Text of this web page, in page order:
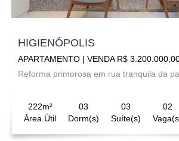
HIGIENÓPOLIS
APARTAMENTO | VENDA R$
Reforma primorosa em rua tranquila da
222m²
Área Útil
03
Dorm(s)
03
Suíte(s)
02